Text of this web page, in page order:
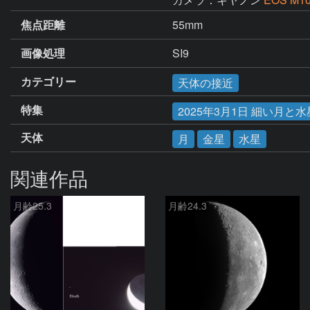
焦点距離
55mm
画像処理
SI9
カテゴリー
天体の接近
特集
2025年3月1日 細い月と
天体
月 金星 水星
関連作品
月齢25.3 月齢24.3